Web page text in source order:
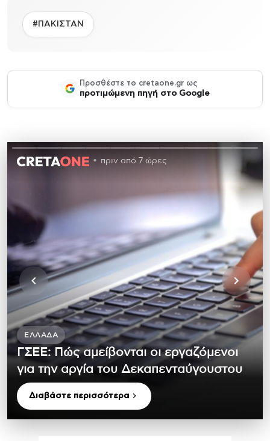
#ΠΑΚΙΣΤΑΝ
Προσθέστε το cretaone.gr ως
προτιμώμενη πηγή στο Google
πριν από 7 ώρες
ΕΛΛΆΔΑ
ΓΣΕΕ: Πώς αμείβονται οι εργαζόμενοι
για την αργία του Δεκαπενταύγουστου
Διαβάστε περισσότερα